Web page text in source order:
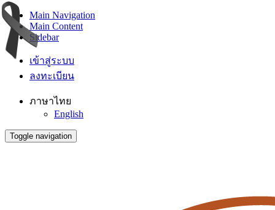
Main Navigation
Main Content
Sidebar
เข้าสู่ระบบ
ลงทะเบียน
ภาษาไทย
English
Toggle navigation